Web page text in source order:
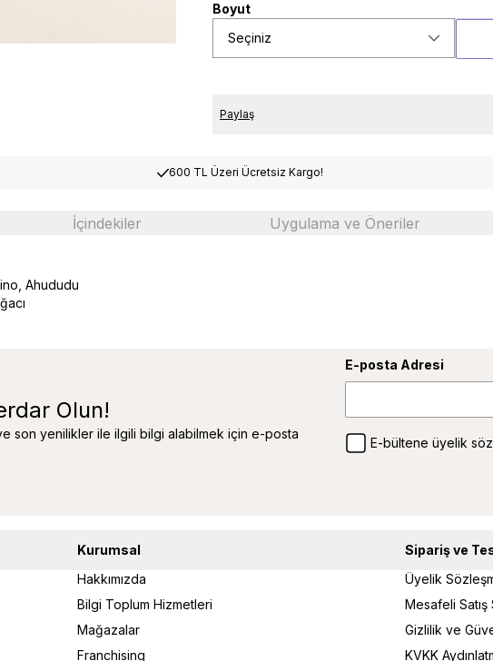
Boyut
Seçiniz
Paylaş
600 TL Üzeri Ücretsiz Kargo!
İçindekiler Uygulama ve Öneriler
Ahududu
Olun!
son yenilikler ile ilgili bilgi alabilmek için e-posta
E-posta Adresi
E-bültene üyelik
Kurumsal
Hakkımızda
Bilgi Toplum Hizmetleri
Mağazalar
Franchising
Sipariş ve
Üyelik
Mesafeli
Gizlilik ve
KVKK